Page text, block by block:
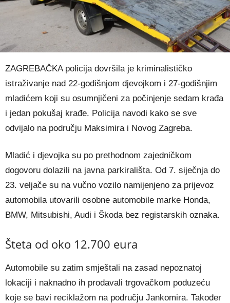
ZAGREBAČKA policija dovršila je kriminalističko
istraživanje nad 22-godišnjom djevojkom i 27-godišnjim
mladićem koji su osumnjičeni za počinjenje sedam krađa
i jedan pokušaj krađe. Policija navodi kako se sve
odvijalo na području Maksimira i Novog Zagreba.
Mladić i djevojka su po prethodnom zajedničkom
dogovoru dolazili na javna parkirališta. Od 7. siječnja do
23. veljače su na vučno vozilo namijenjeno za prijevoz
automobila utovarili osobne automobile marke Honda,
BMW, Mitsubishi, Audi i Škoda bez registarskih oznaka.
Šteta od oko 12.700 eura
Automobile su zatim smještali na zasad nepoznatoj
lokaciji i naknadno ih prodavali trgovačkom poduzeću
koje se bavi reciklažom na području Jankomira. Također